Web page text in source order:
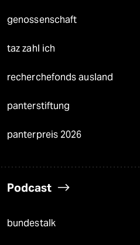
genossenschaft
taz zahl ich
recherchefonds ausland
panterstiftung
panterpreis 2026
Podcast
bundestalk